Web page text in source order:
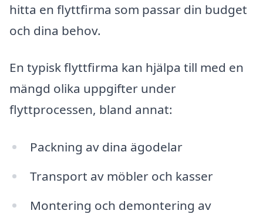
hitta en flyttfirma som passar din budget
och dina behov.
En typisk flyttfirma kan hjälpa till med en
mängd olika uppgifter under
flyttprocessen, bland annat:
Packning av dina ägodelar
Transport av möbler och kasser
Montering och demontering av